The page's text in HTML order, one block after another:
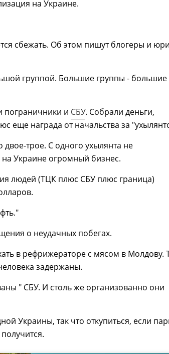
на Украине.
сбежать. Об этом пишут блогеры и
группой. Большие группы - большие
пограничники и СБУ. Собрали деньги,
еще награда от начальства за
трое. С одного ухылянта не
Украине огромный бизнес.
людей (ТЦК плюс СБУ плюс граница)
о неудачных побегах.
в рефрижераторе с мясом в Молдову.
задержаны.
" СБУ. И столь же организованно они
Украины, так что откупиться, если